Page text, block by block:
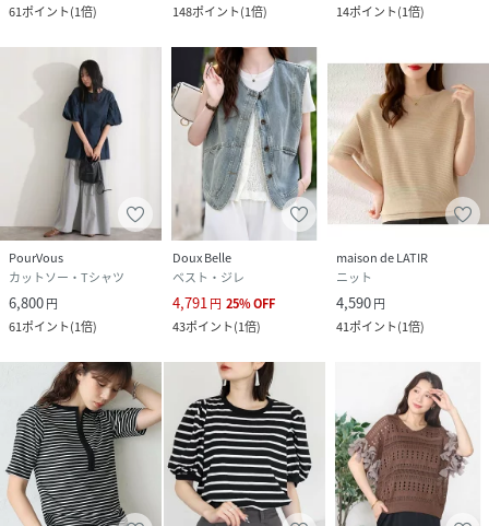
61ポイント(1倍)
148ポイント(1倍)
14ポイント(1倍)
PourVous
カットソー・Tシャツ
6,800円
61ポイント(1倍)
Doux Belle
ベスト・ジレ
4,791円 25%OFF
43ポイント(1倍)
maison de LATIR
ニット
4,590円
41ポイント(1倍)